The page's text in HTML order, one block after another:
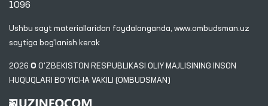
1096
Ushbu sayt materiallaridan foydalanganda, www.ombudsman.uz
saytiga bog'lanish kerak
2026 © O'ZBEKISTON RESPUBLIKASI OLIY MAJLISINING INSON
HUQUQLARI BO'YICHA VAKILI (OMBUDSMAN)